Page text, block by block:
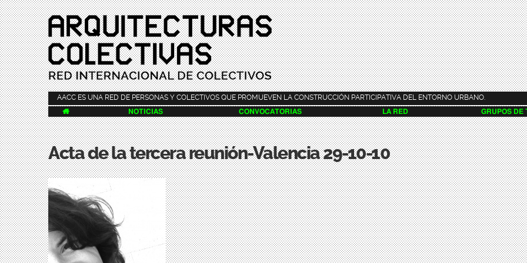
Pasar al
contenido
principal
AACC ES UNA RED DE PERSONAS Y COLECTIVOS QUE PROMUEVEN LA CONSTRUCCIÓN PARTICIPATIVA DEL ENTORNO URBANO.
 NOTICIAS CONVOCATORIAS LA RED GRUPOS DE
Acta de la tercera reunión-Valencia 29-10-10